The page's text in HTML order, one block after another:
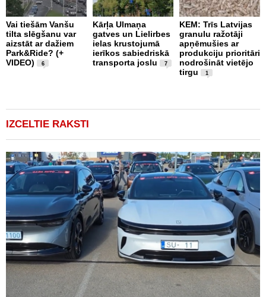
Vai tiešām Vanšu
tilta slēgšanu var
aizstāt ar dažiem
Park&Ride? (+
VIDEO)
6
Kārļa Ulmaņa
gatves un Lielirbes
ielas krustojumā
ierīkos sabiedriskā
transporta joslu
7
KEM: Trīs Latvijas
granulu ražotāji
apņēmušies ar
produkciju prioritāri
nodrošināt vietējo
tirgu
1
IZCELTIE RAKSTI